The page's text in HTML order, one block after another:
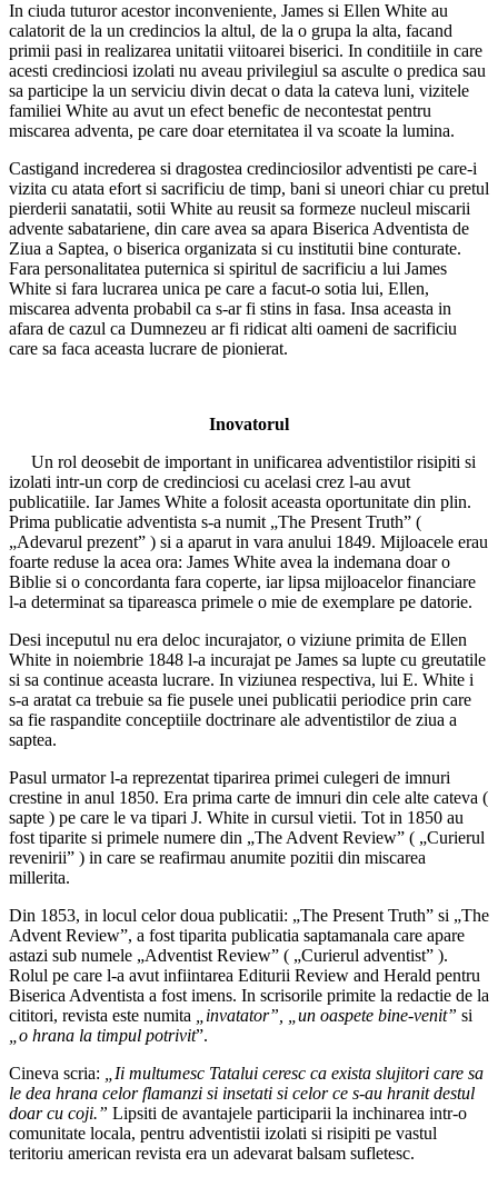
In ciuda tuturor acestor inconveniente, James si Ellen White au
calatorit de la un credincios la altul, de la o grupa la alta, facand
primii pasi in realizarea unitatii viitoarei biserici. In conditiile in care
acesti credinciosi izolati nu aveau privilegiul sa asculte o predica sau
sa participe la un serviciu divin decat o data la cateva luni, vizitele
familiei White au avut un efect benefic de necontestat pentru
miscarea adventa, pe care doar eternitatea il va scoate la lumina.
Castigand increderea si dragostea credinciosilor adventisti pe care-i
vizita cu atata efort si sacrificiu de timp, bani si uneori chiar cu pretul
pierderii sanatatii, sotii White au reusit sa formeze nucleul miscarii
advente sabatariene, din care avea sa apara Biserica Adventista de
Ziua a Saptea, o biserica organizata si cu institutii bine conturate.
Fara personalitatea puternica si spiritul de sacrificiu a lui James
White si fara lucrarea unica pe care a facut-o sotia lui, Ellen,
miscarea adventa probabil ca s-ar fi stins in fasa. Insa aceasta in
afara de cazul ca Dumnezeu ar fi ridicat alti oameni de sacrificiu
care sa faca aceasta lucrare de pionierat.
Inovatorul
Un rol deosebit de important in unificarea adventistilor risipiti si
izolati intr-un corp de credinciosi cu acelasi crez l-au avut
publicatiile. Iar James White a folosit aceasta oportunitate din plin.
Prima publicatie adventista s-a numit „The Present Truth” (
„Adevarul prezent” ) si a aparut in vara anului 1849. Mijloacele erau
foarte reduse la acea ora: James White avea la indemana doar o
Biblie si o concordanta fara coperte, iar lipsa mijloacelor financiare
l-a determinat sa tipareasca primele o mie de exemplare pe datorie.
Desi inceputul nu era deloc incurajator, o viziune primita de Ellen
White in noiembrie 1848 l-a incurajat pe James sa lupte cu greutatile
si sa continue aceasta lucrare. In viziunea respectiva, lui E. White i
s-a aratat ca trebuie sa fie pusele unei publicatii periodice prin care
sa fie raspandite conceptiile doctrinare ale adventistilor de ziua a
saptea.
Pasul urmator l-a reprezentat tiparirea primei culegeri de imnuri
crestine in anul 1850. Era prima carte de imnuri din cele alte cateva (
sapte ) pe care le va tipari J. White in cursul vietii. Tot in 1850 au
fost tiparite si primele numere din „The Advent Review” ( „Curierul
revenirii” ) in care se reafirmau anumite pozitii din miscarea
millerita.
Din 1853, in locul celor doua publicatii: „The Present Truth” si „The
Advent Review”, a fost tiparita publicatia saptamanala care apare
astazi sub numele „Adventist Review” ( „Curierul adventist” ).
Rolul pe care l-a avut infiintarea Editurii Review and Herald pentru
Biserica Adventista a fost imens. In scrisorile primite la redactie de la
cititori, revista este numita
„invatator”, „un oaspete bine-venit” si
„o hrana la timpul potrivit”.
Cineva scria:
„Ii multumesc Tatalui ceresc ca exista slujitori care sa
le dea hrana celor flamanzi si insetati si celor ce s-au hranit destul
doar cu coji.” Lipsiti de avantajele participarii la inchinarea intr-o
comunitate locala, pentru adventistii izolati si risipiti pe vastul
teritoriu american revista era un adevarat balsam sufletesc.